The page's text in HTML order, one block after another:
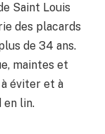
Saint Louis
des placards
de 34 ans.
maintes et
éviter et à
en lin.